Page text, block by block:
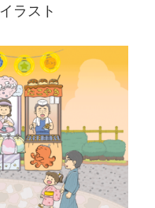
ラスト